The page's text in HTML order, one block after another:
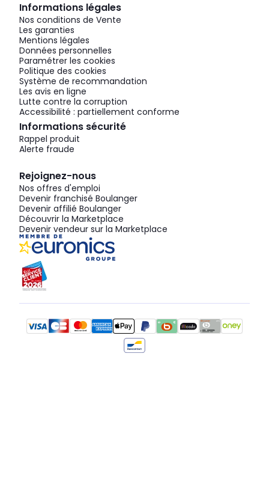
Informations légales
Nos conditions de Vente
Les garanties
Mentions légales
Données personnelles
Paramétrer les cookies
Politique des cookies
Système de recommandation
Les avis en ligne
Lutte contre la corruption
Accessibilité : partiellement conforme
Informations sécurité
Rappel produit
Alerte fraude
Rejoignez-nous
Nos offres d'emploi
Devenir franchisé Boulanger
Devenir affilié Boulanger
Découvrir la Marketplace
Devenir vendeur sur la Marketplace